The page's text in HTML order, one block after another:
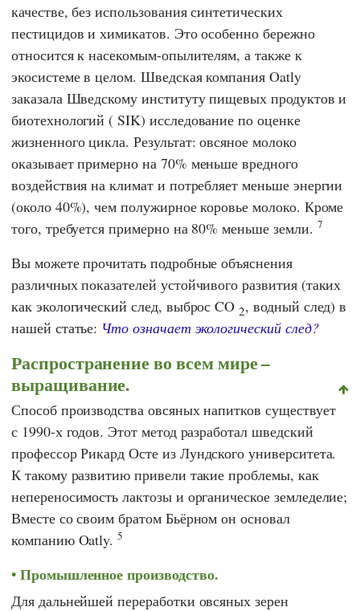
качестве, без использования синтетических
пестицидов и химикатов. Это особенно бережно
относится к насекомым-опылителям, а также к
экосистеме в целом. Шведская компания Oatly
заказала Шведскому институту пищевых продуктов и
биотехнологий (SIK) исследование по оценке
жизненного цикла. Результат: овсяное молоко
оказывает примерно на 70% меньше вредного
воздействия на климат и потребляет меньше энергии
(около 40%), чем полужирное коровье молоко. Кроме
того, требуется примерно на 80% меньше земли. 7
Вы можете прочитать подробные объяснения
различных показателей устойчивого развития (таких
как экологический след, выброс CO2, водный след) в
нашей статье: Что означает экологический след?
Распространение во всем мире –
выращивание.
Способ производства овсяных напитков существует
с 1990-х годов. Этот метод разработал шведский
профессорРикард Остеиз Лундского университета.
К такому развитию привели такие проблемы, как
непереносимость лактозы и органическое земледелие;
Вместе со своим братом Бьёрном он основал
компанию Oatly.5
Промышленное производство.
Для дальнейшей переработки овсяных зерен